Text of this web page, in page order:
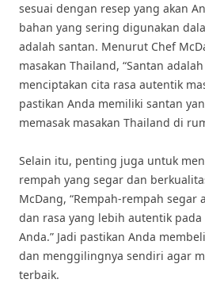
sesuai dengan resep yang akan
bahan yang sering digunakan
adalah santan. Menurut Chef
masakan Thailand, “Santan
menciptakan cita rasa autentik
pastikan Anda memiliki santan
memasak masakan Thailand di
Selain itu, penting juga untuk
rempah yang segar dan
McDang, “Rempah-rempah segar
dan rasa yang lebih autentik pada
Anda.” Jadi pastikan Anda
dan menggilingnya sendiri agar
terbaik.